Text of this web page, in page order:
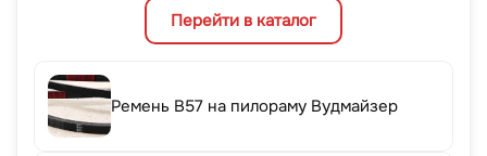
Перейти в каталог
Ремень B57 на пилораму Вудмайзер